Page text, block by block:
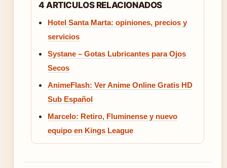
4 ARTICULOS RELACIONADOS
Hotel Santa Marta: opiniones, precios y
servicios
Systane – Gotas Lubricantes para Ojos
Secos
AnimeFlash: Ver Anime Online Gratis HD
Sub Español
Marcelo: Retiro, Fluminense y nuevo
equipo en Kings League